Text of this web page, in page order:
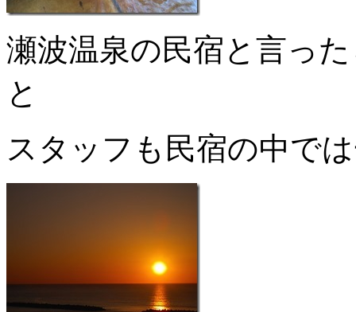
瀬波温泉の民宿と言っ
と
スタッフも民宿の中で